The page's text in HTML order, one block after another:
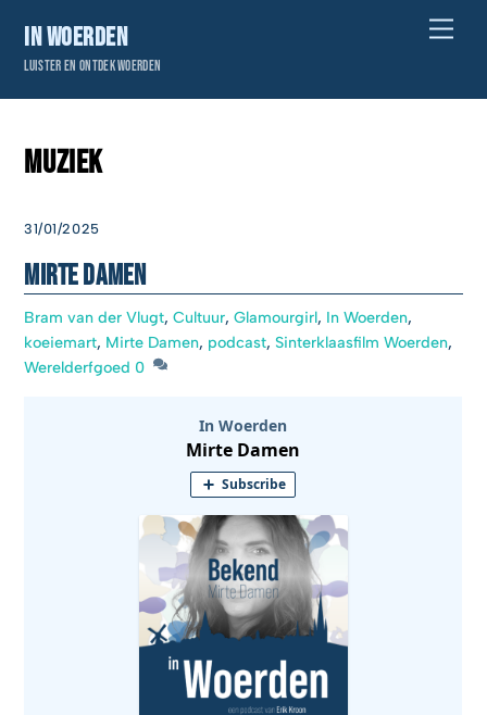
content
In Woerden
Luister en ontdek Woerden
Muziek
31/01/2025
Mirte Damen
Bram van der Vlugt,Cultuur,Glamourgirl, In Woerden,
koeiemart, Mirte Damen, podcast,Sinterklaasfilm Woerden,
Werelderfgoed 0